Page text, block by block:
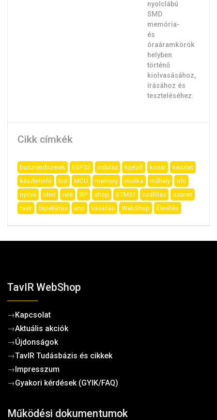
Cikk címkék
buszrendszerek ESP32 indulás kijelző kosár
készlet
készletinfo
lcd MCU memory munka műhely
nfc
nyitva
oled relé RP shop STM32 szállítás
szünet
tavir
tápellátás uno vásárlás WebShop Élesítés
TavIR WebShop
→Kapcsolat
→Aktuális akciók
→Újdonságok
→TavIR Tudásbázis és cikkek
→Impresszum
→Gyakori kérdések (GYIK/FAQ)
Működési dokumentumok